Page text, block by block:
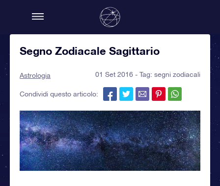
Segno Zodiacale Sagittario
Astrologia 01 Set 2016 - Tag: segni zodiacali
Condividi questo articolo: